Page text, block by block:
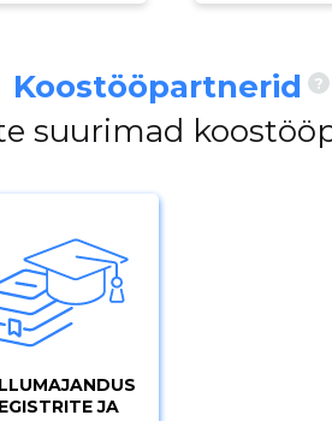
Koostööpartnerid ?
suurimad
JA